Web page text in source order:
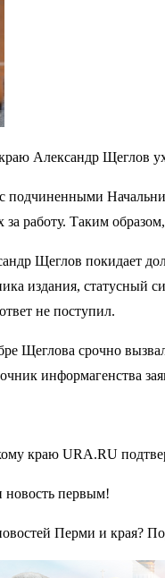
Александр Щеглов
подчиненными
работу. Таким
Щеглов покидает
издания, статусный
не поступил.
Щеглова срочно
информагенства
краю URA.RU
первым!
Перми и края?